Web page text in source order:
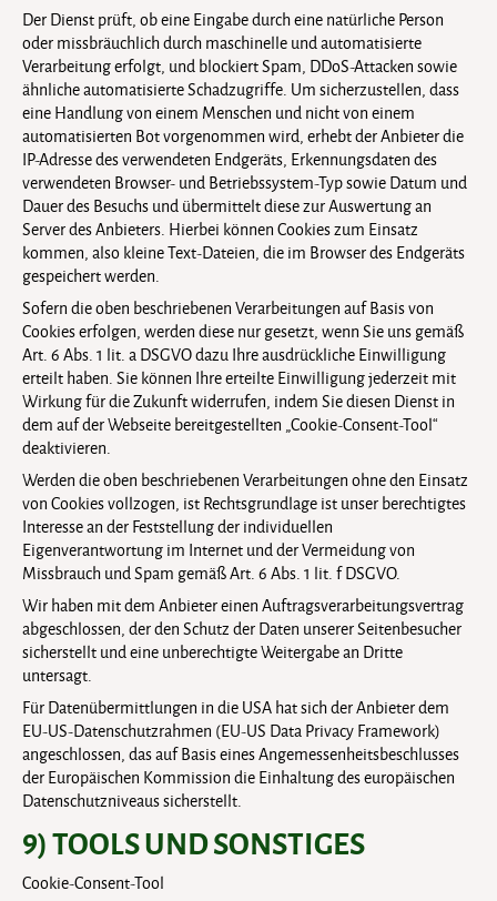
Der Dienst prüft, ob eine Eingabe durch eine natürliche Person
oder missbräuchlich durch maschinelle und automatisierte
Verarbeitung erfolgt, und blockiert Spam, DDoS-Attacken sowie
ähnliche automatisierte Schadzugriffe. Um sicherzustellen, dass
eine Handlung von einem Menschen und nicht von einem
automatisierten Bot vorgenommen wird, erhebt der Anbieter die
IP-Adresse des verwendeten Endgeräts, Erkennungsdaten des
verwendeten Browser- und Betriebssystem-Typ sowie Datum und
Dauer des Besuchs und übermittelt diese zur Auswertung an
Server des Anbieters. Hierbei können Cookies zum Einsatz
kommen, also kleine Text-Dateien, die im Browser des Endgeräts
gespeichert werden.
Sofern die oben beschriebenen Verarbeitungen auf Basis von
Cookies erfolgen, werden diese nur gesetzt, wenn Sie uns gemäß
Art. 6 Abs. 1 lit. a DSGVO dazu Ihre ausdrückliche Einwilligung
erteilt haben. Sie können Ihre erteilte Einwilligung jederzeit mit
Wirkung für die Zukunft widerrufen, indem Sie diesen Dienst in
dem auf der Webseite bereitgestellten „Cookie-Consent-Tool“
deaktivieren.
Werden die oben beschriebenen Verarbeitungen ohne den Einsatz
von Cookies vollzogen, ist Rechtsgrundlage ist unser berechtigtes
Interesse an der Feststellung der individuellen
Eigenverantwortung im Internet und der Vermeidung von
Missbrauch und Spam gemäß Art. 6 Abs. 1 lit. f DSGVO.
Wir haben mit dem Anbieter einen Auftragsverarbeitungsvertrag
abgeschlossen, der den Schutz der Daten unserer Seitenbesucher
sicherstellt und eine unberechtigte Weitergabe an Dritte
untersagt.
Für Datenübermittlungen in die USA hat sich der Anbieter dem
EU-US-Datenschutzrahmen (EU-US Data Privacy Framework)
angeschlossen, das auf Basis eines Angemessenheitsbeschlusses
der Europäischen Kommission die Einhaltung des europäischen
Datenschutzniveaus sicherstellt.
9) TOOLS UND SONSTIGES
Cookie-Consent-Tool